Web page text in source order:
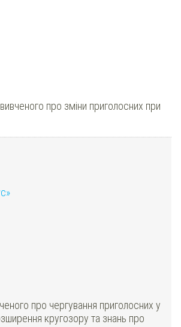
про зміни приголосних при
про чергування приголосних у
кругозору та знань про